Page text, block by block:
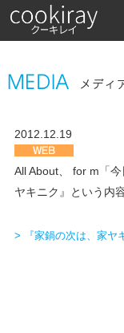
2012.12.19
All About、 for m「
ヤキニク』という内
> 『家鍋の次は、家